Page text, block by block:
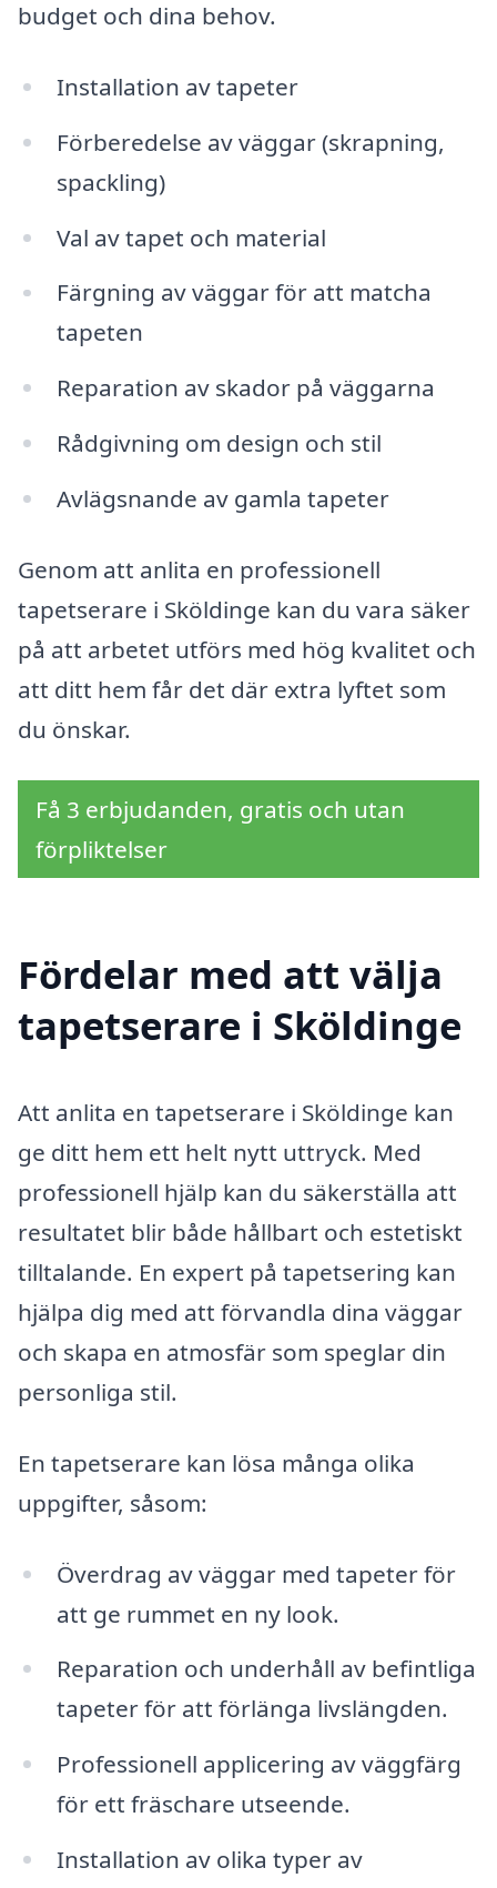
budget och dina behov.
Installation av tapeter
Förberedelse av väggar (skrapning,
spackling)
Val av tapet och material
Färgning av väggar för att matcha
tapeten
Reparation av skador på väggarna
Rådgivning om design och stil
Avlägsnande av gamla tapeter
Genom att anlita en professionell
tapetserare i Sköldinge kan du vara säker
på att arbetet utförs med hög kvalitet och
att ditt hem får det där extra lyftet som
du önskar.
Få 3 erbjudanden, gratis och utan
förpliktelser
Fördelar med att välja
tapetserare i Sköldinge
Att anlita en tapetserare i Sköldinge kan
ge ditt hem ett helt nytt uttryck. Med
professionell hjälp kan du säkerställa att
resultatet blir både hållbart och estetiskt
tilltalande. En expert på tapetsering kan
hjälpa dig med att förvandla dina väggar
och skapa en atmosfär som speglar din
personliga stil.
En tapetserare kan lösa många olika
uppgifter, såsom:
Överdrag av väggar med tapeter för
att ge rummet en ny look.
Reparation och underhåll av befintliga
tapeter för att förlänga livslängden.
Professionell applicering av väggfärg
för ett fräschare utseende.
Installation av olika typer av